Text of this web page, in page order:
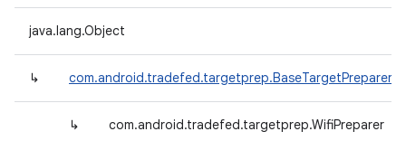
java.lang.Object
↳ com.android.tradefed.targetprep.BaseTargetPreparer
↳ com.android.tradefed.targetprep.WifiPreparer